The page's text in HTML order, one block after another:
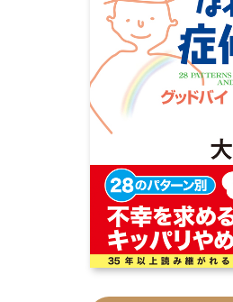
CD
DVD・ブルーレイ
雑貨
外国語